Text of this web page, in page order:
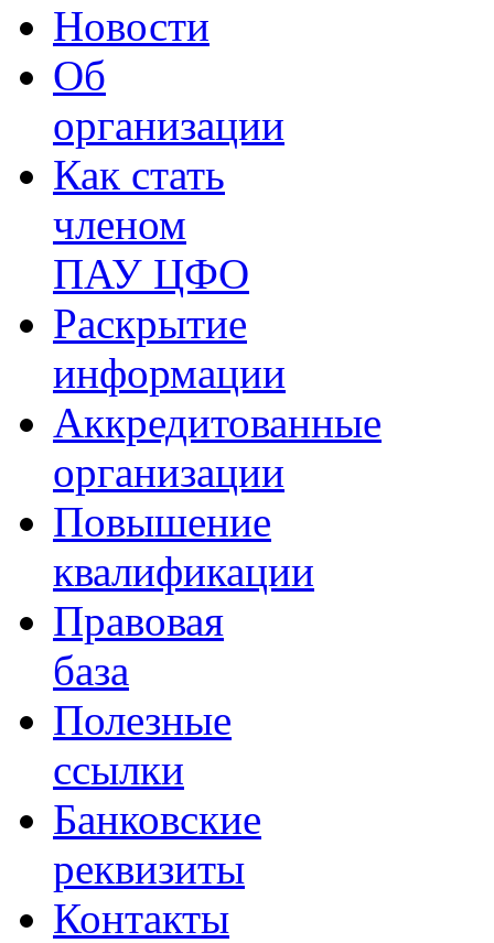
Новости
Об
организации
Как стать
членом
ПАУ ЦФО
Раскрытие
информации
Аккредитованные
организации
Повышение
квалификации
Правовая
база
Полезные
ссылки
Банковские
реквизиты
Контакты